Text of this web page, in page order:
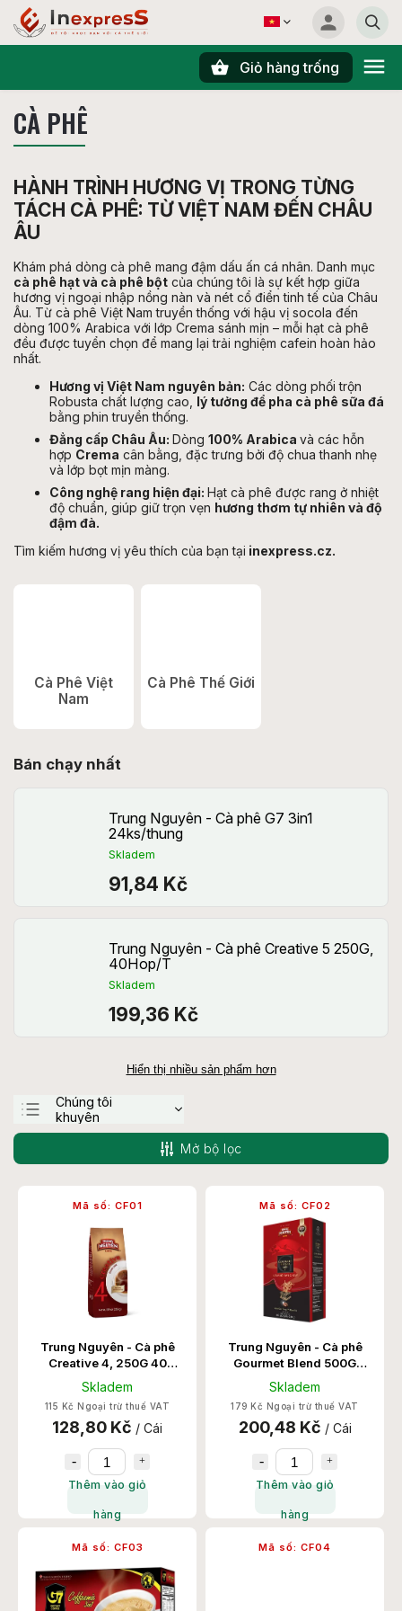
Giỏ hàng trống
CÀ PHÊ
HÀNH TRÌNH HƯƠNG VỊ TRONG TỪNG
TÁCH CÀ PHÊ: TỪ VIỆT NAM ĐẾN CHÂU
ÂU
Khám phá dòng cà phê mang đậm dấu ấn cá nhân. Danh mục
cà phê hạt và cà phê bột của chúng tôi là sự kết hợp giữa
hương vị ngoại nhập nồng nàn và nét cổ điển tinh tế của Châu
Âu. Từ cà phê Việt Nam truyền thống với hậu vị socola đến
dòng 100% Arabica với lớp Crema sánh mịn – mỗi hạt cà phê
đều được tuyển chọn để mang lại trải nghiệm cafein hoàn hảo
nhất.
Hương vị Việt Nam nguyên bản: Các dòng phối trộn
Robusta chất lượng cao, lý tưởng để pha cà phê sữa đá
bằng phin truyền thống.
Đẳng cấp Châu Âu: Dòng 100% Arabica và các hỗn
hợp Crema cân bằng, đặc trưng bởi độ chua thanh nhẹ
và lớp bọt mịn màng.
Công nghệ rang hiện đại: Hạt cà phê được rang ở nhiệt
độ chuẩn, giúp giữ trọn vẹn hương thơm tự nhiên và độ
đậm đà.
Tìm kiếm hương vị yêu thích của bạn tại inexpress.cz.
Cà Phê Việt
Nam
Cà Phê Thế Giới
Bán chạy nhất
Trung Nguyên - Cà phê G7 3in1
24ks/thung
Skladem
91,84 Kč
Trung Nguyên - Cà phê Creative 5 250G,
40Hop/T
Skladem
199,36 Kč
Hiển thị nhiều sản phẩm hơn
Chúng tôi
khuyên
Đắt nhất
Bán chạy nhất
theo thứ tự abc
Mở bộ lọc
Trung Nguyên - Cà phê
Creative 4, 250G 40
Hộp/Thùng
Skladem
115 Kč Ngoại trừ thuế VAT
128,80 Kč / Cái
Thêm vào giỏ
hàng
Mã số: CF01
Trung Nguyên - Cà phê
Gourmet Blend 500G
20hop/t
Skladem
179 Kč Ngoại trừ thuế VAT
200,48 Kč / Cái
Thêm vào giỏ
hàng
Mã số: CF02
Mã số: CF03 Mã số: CF04